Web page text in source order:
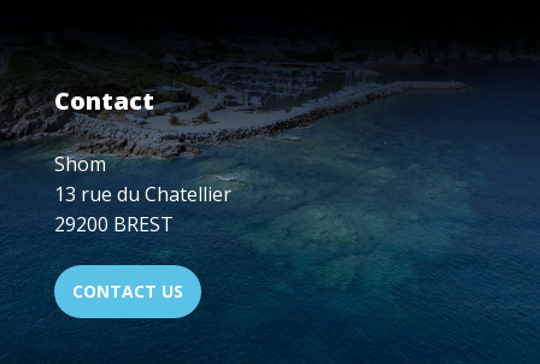
Contact
Shom
13 rue du Chatellier
29200 BREST
CONTACT US